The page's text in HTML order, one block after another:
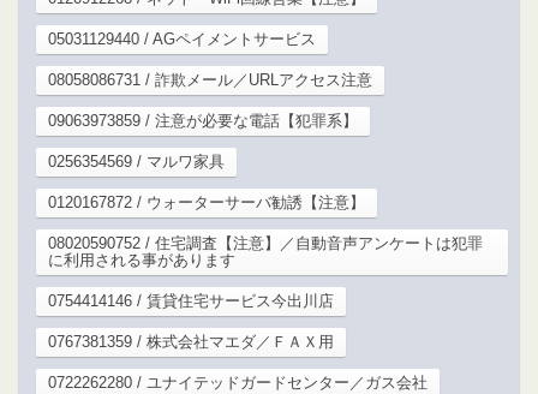
05031129440 / AGペイメントサービス
08058086731 / 詐欺メール／URLアクセス注意
09063973859 / 注意が必要な電話【犯罪系】
0256354569 / マルワ家具
0120167872 / ウォーターサーバ勧誘【注意】
08020590752 / 住宅調査【注意】／自動音声アンケートは犯罪
に利用される事があります
0754414146 / 賃貸住宅サービス今出川店
0767381359 / 株式会社マエダ／ＦＡＸ用
0722262280 / ユナイテッドガードセンター／ガス会社